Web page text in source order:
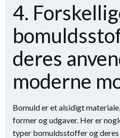
4.
deres
moderne
Bomuld er et alsidigt
former og udgaver. Her er
typer bomuldsstoffer og deres